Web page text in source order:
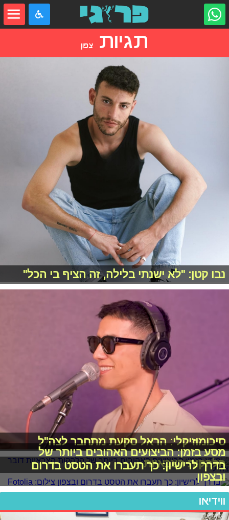
תגיות צפון
נבו קטן: "לא ישנתי בלילה, זה הציף בי הכל"
סיכומוזיקלי: הראל סקעת מתחבר לצה"ל
מסע בזמן: הביצועים האהובים ביותר של
הלהקות הצבאיות
בדרך לרישיון: כך תעברו את הטסט בדרום
ובצפון
ווידיאו